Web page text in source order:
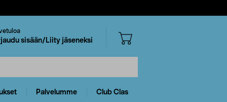
sisään/Liity jäseneksi
Palvelumme Club Clas